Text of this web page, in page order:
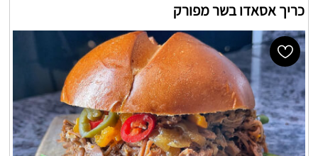
כריך אסאדו בשר מפורק